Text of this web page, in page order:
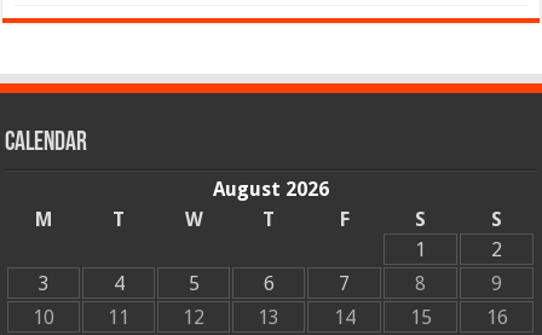
Calendar
August 2026
M
T W T F S
S
1
2
3
4 5 6 7 8
9
10
11 12 13 14 15
16